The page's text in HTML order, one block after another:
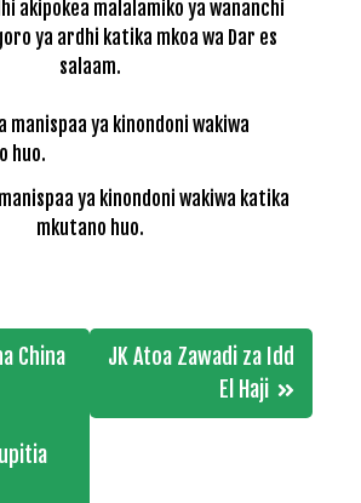
akipokea malalamiko ya wananchi
ya ardhi katika mkoa wa Dar es
salaam.
ya kinondoni wakiwa katika
mkutano huo.
China
JK Atoa Zawadi za Idd
El Haji